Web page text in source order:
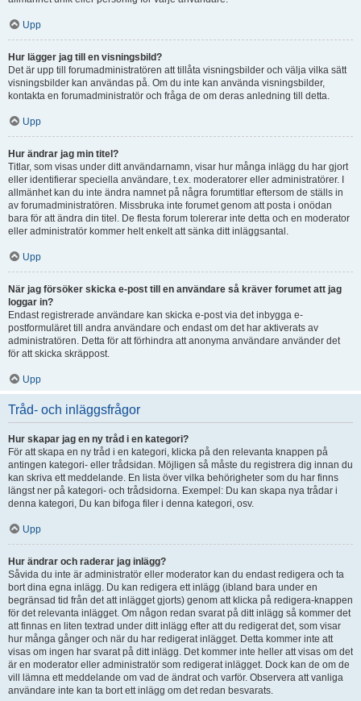
Upp
Hur lägger jag till en visningsbild?
Det är upp till forumadministratören att tillåta visningsbilder och välja vilka sätt
visningsbilder kan användas på. Om du inte kan använda visningsbilder,
kontakta en forumadministratör och fråga de om deras anledning till detta.
Upp
Hur ändrar jag min titel?
Titlar, som visas under ditt användarnamn, visar hur många inlägg du har gjort
eller identifierar speciella användare, t.ex. moderatorer eller administratörer. I
allmänhet kan du inte ändra namnet på några forumtitlar eftersom de ställs in
av forumadministratören. Missbruka inte forumet genom att posta i onödan
bara för att ändra din titel. De flesta forum tolererar inte detta och en moderator
eller administratör kommer helt enkelt att sänka ditt inläggsantal.
Upp
När jag försöker skicka e-post till en användare så kräver forumet att jag
loggar in?
Endast registrerade användare kan skicka e-post via det inbygga e-
postformuläret till andra användare och endast om det har aktiverats av
administratören. Detta för att förhindra att anonyma användare använder det
för att skicka skräppost.
Upp
Tråd- och inläggsfrågor
Hur skapar jag en ny tråd i en kategori?
För att skapa en ny tråd i en kategori, klicka på den relevanta knappen på
antingen kategori- eller trådsidan. Möjligen så måste du registrera dig innan du
kan skriva ett meddelande. En lista över vilka behörigheter som du har finns
längst ner på kategori- och trådsidorna. Exempel: Du kan skapa nya trådar i
denna kategori, Du kan bifoga filer i denna kategori, osv.
Upp
Hur ändrar och raderar jag inlägg?
Såvida du inte är administratör eller moderator kan du endast redigera och ta
bort dina egna inlägg. Du kan redigera ett inlägg (ibland bara under en
begränsad tid från det att inlägget gjorts) genom att klicka på redigera-knappen
för det relevanta inlägget. Om någon redan svarat på ditt inlägg så kommer det
att finnas en liten textrad under ditt inlägg efter att du redigerat det, som visar
hur många gånger och när du har redigerat inlägget. Detta kommer inte att
visas om ingen har svarat på ditt inlägg. Det kommer inte heller att visas om det
är en moderator eller administratör som redigerat inlägget. Dock kan de om de
vill lämna ett meddelande om vad de ändrat och varför. Observera att vanliga
användare inte kan ta bort ett inlägg om det redan besvarats.